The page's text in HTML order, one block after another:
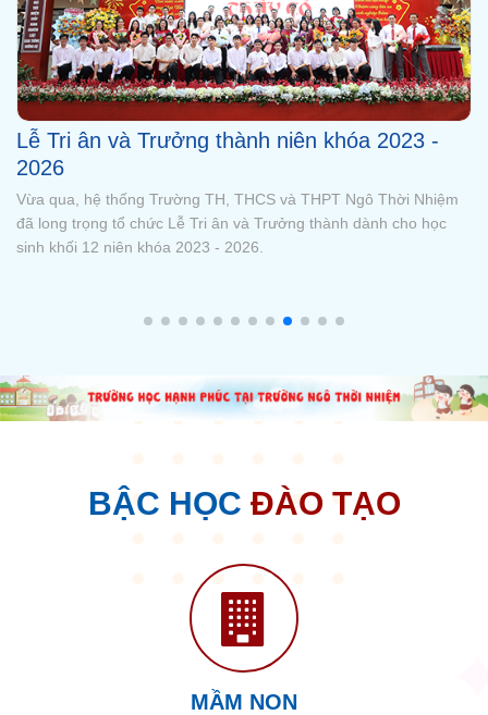
Tổng kết năm học 2025 - 2026 với nhiều dấu
ấn đáng tự hào
Buổi lễ là dịp để thầy và trò cùng nhìn lại những kết quả đã đạt
được trong năm học vừa qua, đồng thời tuyên dương, khen
thưởng các tập thể và cá nhân có thành tích xuất sắc trong học
BẬC HỌC ĐÀO TẠO
MẦM NON